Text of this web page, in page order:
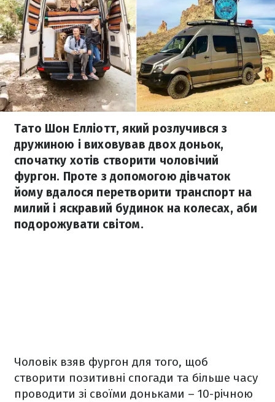
Тато Шон Елліотт, який розлучився з
дружиною і виховував двох доньок,
спочатку хотів створити чоловічий
фургон. Проте з допомогою дівчаток
йому вдалося перетворити транспорт на
милий і яскравий будинок на колесах, аби
подорожувати світом.
Чоловік взяв фургон для того, щоб
створити позитивні спогади та більше часу
проводити зі своїми доньками – 10-річною